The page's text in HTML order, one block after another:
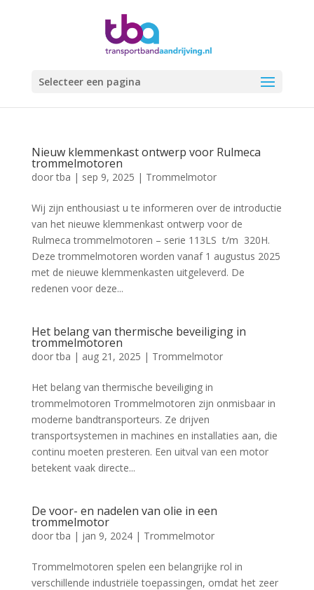
Selecteer een pagina
Nieuw klemmenkast ontwerp voor Rulmeca
trommelmotoren
doortba | sep 9, 2025 | Trommelmotor
Wij zijn enthousiast u te informeren over de introductie
van het nieuwe klemmenkast ontwerp voor de
Rulmeca trommelmotoren – serie 113LS t/m 320H.
Deze trommelmotoren worden vanaf 1 augustus 2025
met de nieuwe klemmenkasten uitgeleverd. De
redenen voor deze...
Het belang van thermische beveiliging in
trommelmotoren
doortba | aug 21, 2025 | Trommelmotor
Het belang van thermische beveiliging in
trommelmotoren Trommelmotoren zijn onmisbaar in
moderne bandtransporteurs. Ze drijven
transportsystemen in machines en installaties aan, die
continu moeten presteren. Een uitval van een motor
betekent vaak directe...
De voor- en nadelen van olie in een
trommelmotor
doortba | jan 9, 2024| Trommelmotor
Trommelmotoren spelen een belangrijke rol in
verschillende industriële toepassingen, omdat het zeer